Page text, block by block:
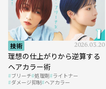
技術 2026.03.20
理想の仕上がりから逆算する
ヘアカラー術
ブリーチ 処理剤 ライトナー
ダメージ抑制 ヘアカラー